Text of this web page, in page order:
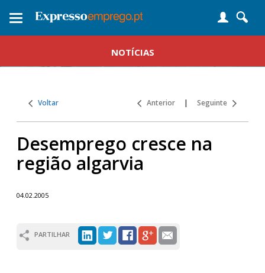
Toggle
NOTÍCIAS
Voltar Anterior | Seguinte
Desemprego cresce na
região algarvia
04.02.2005
PARTILHAR